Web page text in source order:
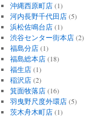
沖縄西原町店(1)
河内長野千代田店(5)
浜松佐鳴台店(1)
渋谷センター街本店(2)
福島分店(1)
福島総本店(18)
福生店(1)
稲沢店(2)
箕面牧落店(16)
羽曳野尺度外環店(5)
茨木舟木町店(1)